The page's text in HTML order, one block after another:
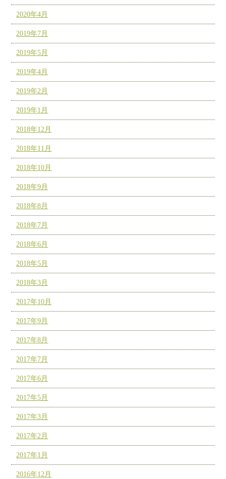
2020年4月
2019年7月
2019年5月
2019年4月
2019年2月
2019年1月
2018年12月
2018年11月
2018年10月
2018年9月
2018年8月
2018年7月
2018年6月
2018年5月
2018年3月
2017年10月
2017年9月
2017年8月
2017年7月
2017年6月
2017年5月
2017年3月
2017年2月
2017年1月
2016年12月